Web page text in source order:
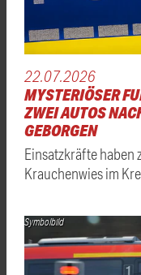
22.07.2026
MYSTERIÖSER
ZWEI AUTOS
GEBORGEN
Einsatzkräfte haben
Krauchenwies im
Symbolbild